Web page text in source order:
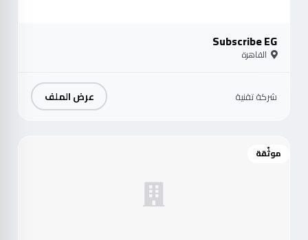
Subscribe EG
القاهرة
شركة تقنية عرض الملف
موثّقة